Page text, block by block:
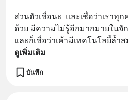
ส่วนตัวเชื่อนะ  และเชื่อว่าเราทุ
ด้วย มีความไม่รู้อีกมากมายในจั
และก็เชื่อว่าเค้ามีเทคโนโลยี้ล้ำส
ดูเพิ่มเติม
บันทึก